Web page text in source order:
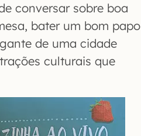
conversar sobre boa
bater um bom papo
de uma cidade
culturais que